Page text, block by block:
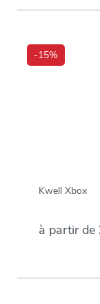
-15%
Kwell Xbox
à partir de